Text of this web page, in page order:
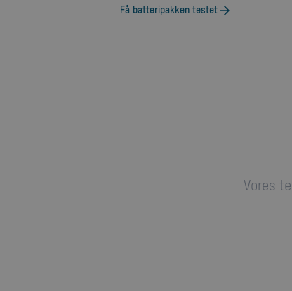
Få batteripakken testet
Vores